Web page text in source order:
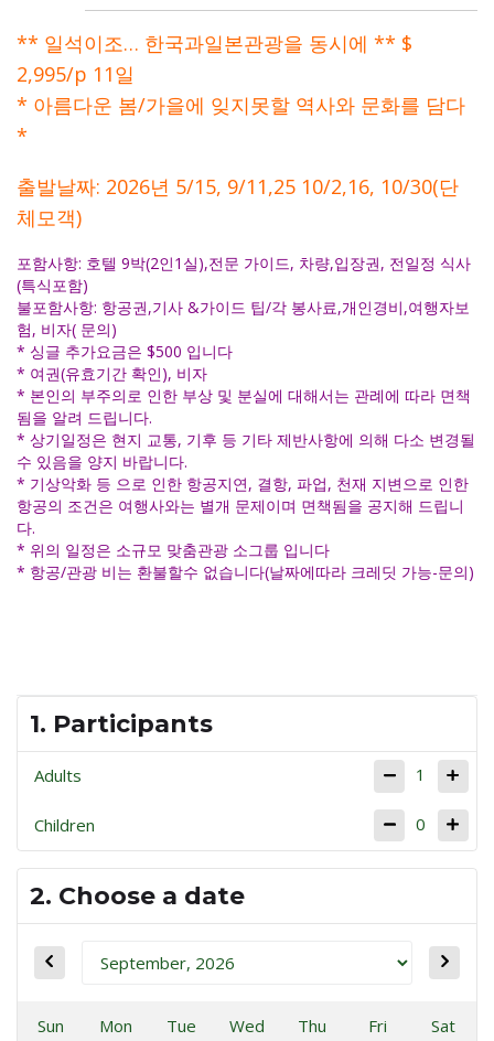
** 일석이조… 한국과일본관광을 동시에 ** $
2,995/p 11일
* 아름다운 봄/가을에 잊지못할 역사와 문화를 담다
*
출발날짜: 2026년 5/15, 9/11,25 10/2,16, 10/30(단
체모객)
포함사항: 호텔 9박(2인1실),전문 가이드, 차량,입장권, 전일정 식사
(특식포함)
불포함사항: 항공권,기사 &가이드 팁/각 봉사료,개인경비,여행자보
험, 비자( 문의)
* 싱글 추가요금은 $500 입니다
* 여권(유효기간 확인), 비자
* 본인의 부주의로 인한 부상 및 분실에 대해서는 관례에 따라 면책
됨을 알려 드립니다.
* 상기일정은 현지 교통, 기후 등 기타 제반사항에 의해 다소 변경될
수 있음을 양지 바랍니다.
* 기상악화 등 으로 인한 항공지연, 결항, 파업, 천재 지변으로 인한
항공의 조건은 여행사와는 별개 문제이며 면책됨을 공지해 드립니
다.
* 위의 일정은 소규모 맞춤관광 소그룹 입니다
* 항공/관광 비는 환불할수 없습니다(날짜에따라 크레딧 가능-문의)
1. Participants
Adults 1
Children 0
2. Choose a date
Sun Mon Tue Wed Thu Fri
Sat